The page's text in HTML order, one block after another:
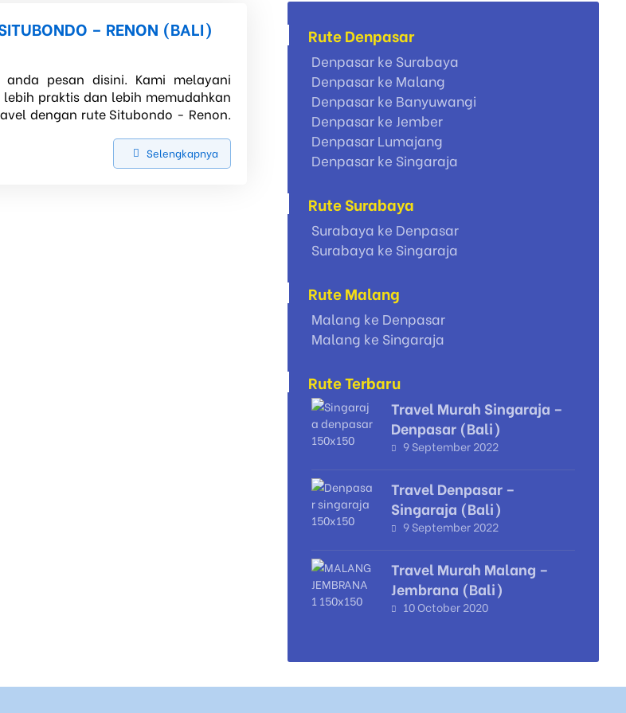
– RENON (BALI)
pesan disini. Kami melayani
praktis dan lebih memudahkan
dengan rute Situbondo - Renon.
Selengkapnya
Rute Denpasar
Denpasar ke Surabaya
Denpasar ke Malang
Denpasar ke Banyuwangi
Denpasar ke Jember
Denpasar Lumajang
Denpasar ke Singaraja
Rute Surabaya
Surabaya ke Denpasar
Surabaya ke Singaraja
Rute Malang
Malang ke Denpasar
Malang ke Singaraja
Rute Terbaru
Travel Murah Singaraja –
Denpasar (Bali)
9 September 2022
Travel Denpasar –
Singaraja (Bali)
9 September 2022
Travel Murah Malang –
Jembrana (Bali)
10 October 2020